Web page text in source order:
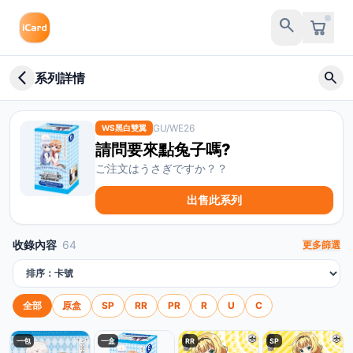
search
arrow_back_ios_new 系列詳情 search
WS黑白雙翼 GU/WE26
請問要來點兔子嗎?
ご注文はうさぎですか？？
出售此系列
收錄內容 64 更多篩選
排序方式
全部 原盒 SP RR PR R U C
一包 一盒 RR SP